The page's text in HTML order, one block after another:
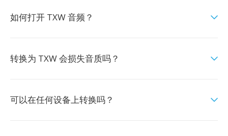
如何打开 TXW 音频？
转换为 TXW 会损失音质吗？
可以在任何设备上转换吗？